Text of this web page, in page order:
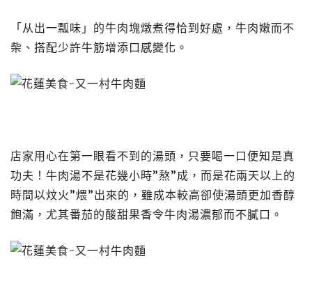
「从出一瓢味」的牛肉塊燉煮得恰到好處，牛肉嫩而不
柴、搭配少許牛筋增添口感變化。
店家用心在第一眼看不到的湯頭，只要喝一口便知是真
功夫！牛肉湯不是花幾小時”熬”成，而是花兩天以上的
時間以炆火”煨”出來的，雖成本較高卻使湯頭更加香醇
飽滿，尤其番茄的酸甜果香令牛肉湯濃郁而不膩口。